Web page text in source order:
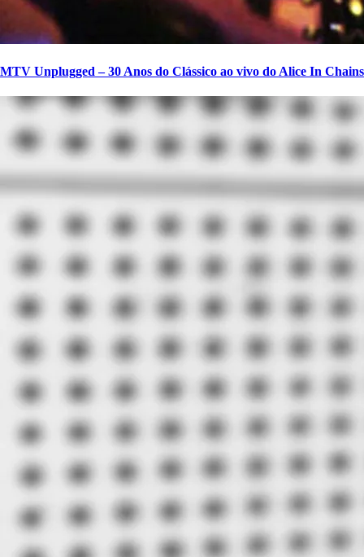
MTV Unplugged – 30 Anos do Clássico ao vivo do Alice In Chains